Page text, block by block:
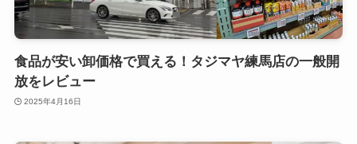
食品が安い卸価格で買える！タジマヤ練馬店の一般開
放をレビュー
2025年4月16日